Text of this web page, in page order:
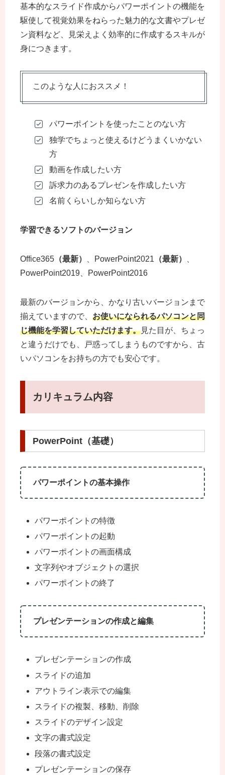
基本的なスライド作成からパワーポイントの機能を
駆使して視覚効果をねらった魅力的な文書やプレゼ
ン資料など、見栄えよく効率的に作成するスキルが
身につきます。
このような人におススメ！
パワーポイントを使ったことのない方
独学でちょっと使えるけどうまくいかない
方
動画を作成したい方
訴求力のあるプレゼンを作成したい方
名前くらいしか知らない方
学習できるソフトのバージョン
Office365 （最新） 、PowerPoint2021 （最新）
PowerPoint2019、PowerPoint2016
最新のバージョンから、かなり古いバージョンまで
揃えていますので、 お使いになられるパソコンと同
じ機能を学習していただけます。見た目が、ちょっ
と違うだけでも、戸惑ってしまうものですから、古
いパソコンをお持ちの方でも安心です。
カリキュラム内容
PowerPoint（基礎）
パワーポイントの基本操作
パワーポイントの特徴
パワーポイントの起動
パワーポイントの画面構成
文字列やオブジェクトの選択
パワーポイントの終了
プレゼンテーションの作成と編集
プレゼンテーションの作成
スライドの追加
アウトライン表示での編集
スライドの複製、移動、削除
スライドのデザイン設定
文字の書式設定
段落の書式設定
プレゼンテーションの保存